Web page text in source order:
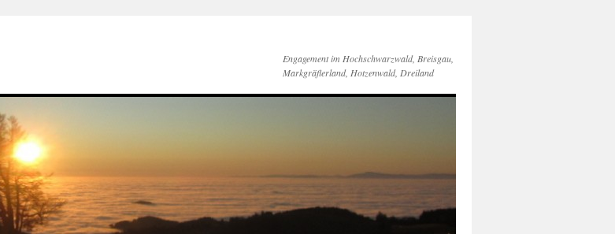
Engagement im Hochschwarzwald, Breisgau,
Markgräflerland, Hotzenwald, Dreiland